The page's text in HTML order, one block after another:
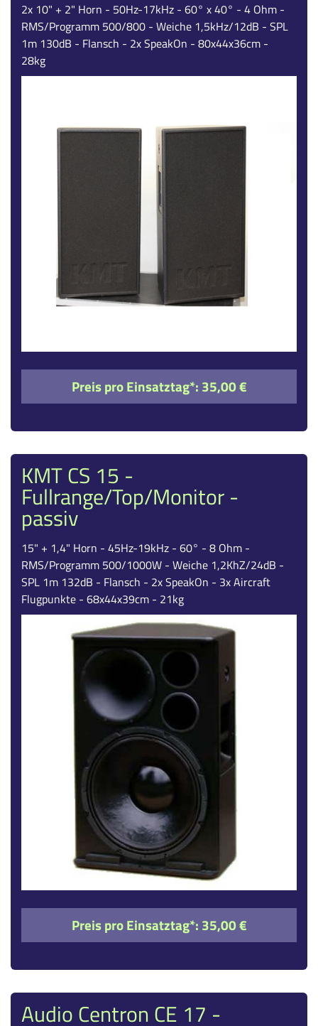
2x 10" + 2" Horn - 50Hz-17kHz - 60° x 40° - 4 Ohm -
RMS/Programm 500/800 - Weiche 1,5kHz/12dB - SPL
1m 130dB - Flansch - 2x SpeakOn - 80x44x36cm -
28kg
Preis pro Einsatztag*: 35,00 €
KMT CS 15 -
Fullrange/Top/Monitor -
passiv
15" + 1,4" Horn - 45Hz-19kHz - 60° - 8 Ohm -
RMS/Programm 500/1000W - Weiche 1,2KhZ/24dB -
SPL 1m 132dB - Flansch - 2x SpeakOn - 3x Aircraft
Flugpunkte - 68x44x39cm - 21kg
Preis pro Einsatztag*: 35,00 €
Audio Centron CE 17 -